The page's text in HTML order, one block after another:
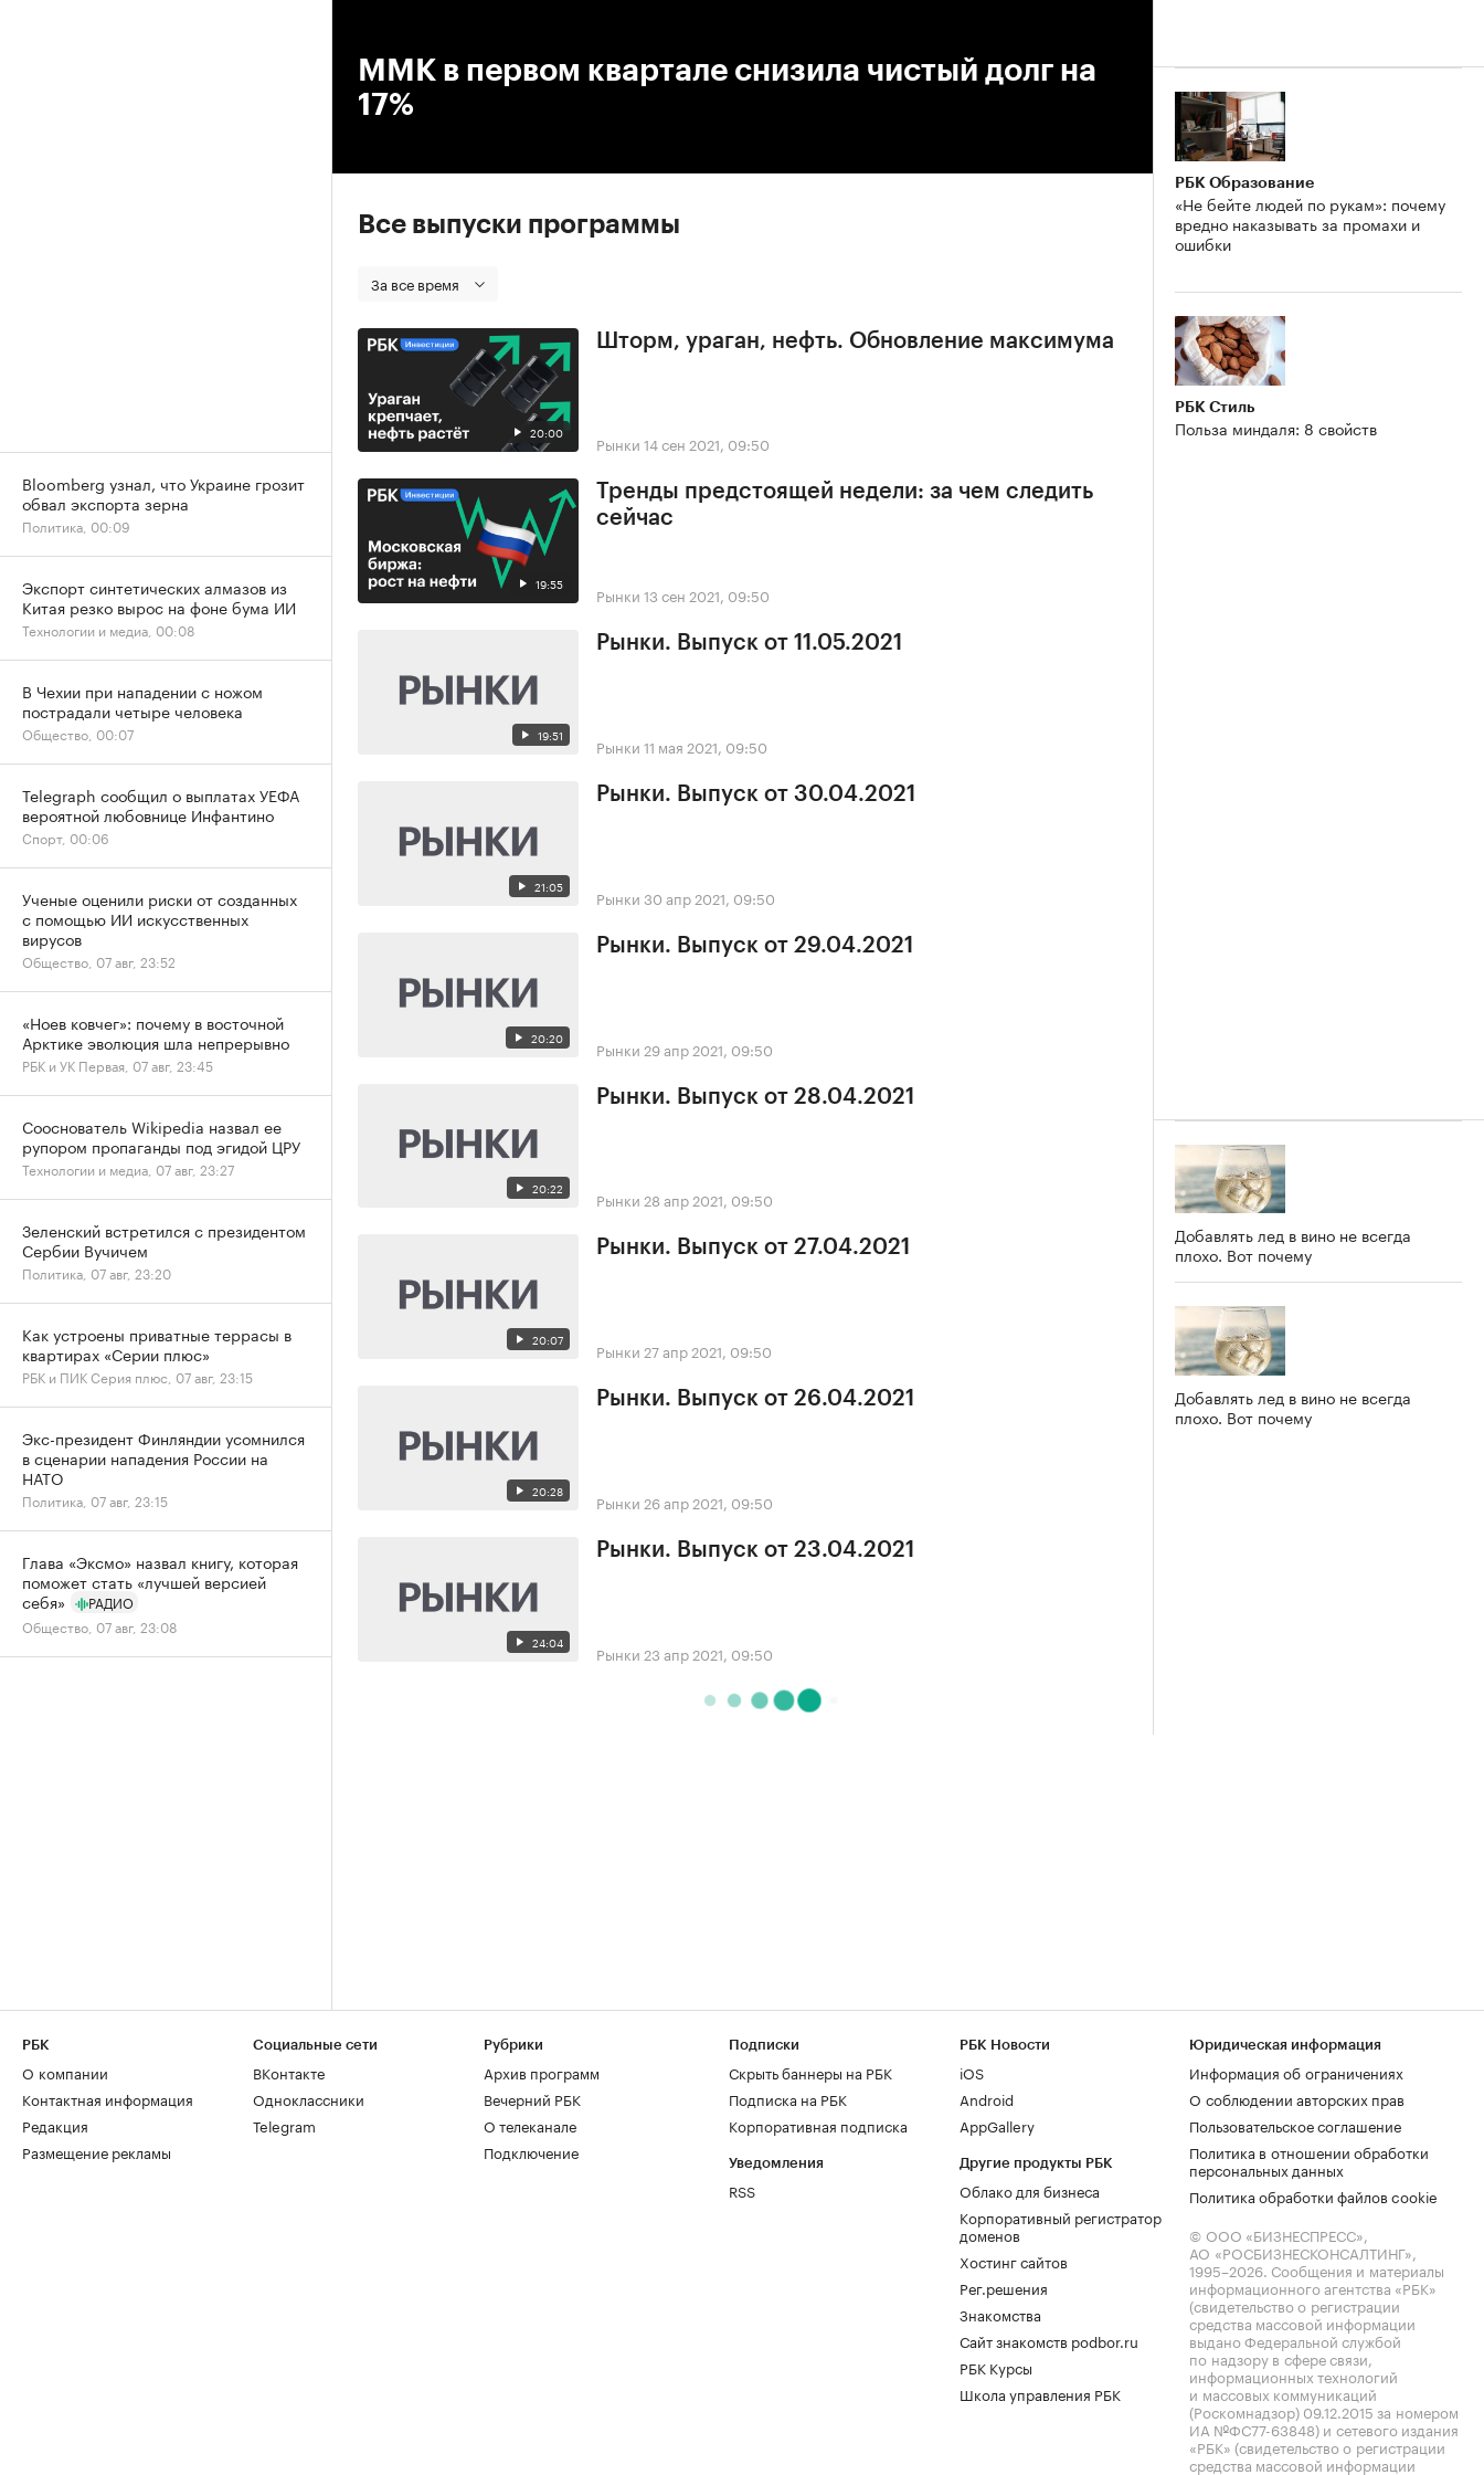
ММК в первом квартале снизила чистый долг на
17%
Все выпуски программы
За все время
20:00
Шторм, ураган, нефть. Обновление максимума
Рынки 14 сен 2021, 09:50
19:55
Тренды предстоящей недели: за чем следить
сейчас
Рынки 13 сен 2021, 09:50
19:51
Рынки. Выпуск от 11.05.2021
Рынки 11 мая 2021, 09:50
21:05
Рынки. Выпуск от 30.04.2021
Рынки 30 апр 2021, 09:50
20:20
Рынки. Выпуск от 29.04.2021
Рынки 29 апр 2021, 09:50
20:22
Рынки. Выпуск от 28.04.2021
Рынки 28 апр 2021, 09:50
20:07
Рынки. Выпуск от 27.04.2021
Рынки 27 апр 2021, 09:50
20:28
Рынки. Выпуск от 26.04.2021
Рынки 26 апр 2021, 09:50
24:04
Рынки. Выпуск от 23.04.2021
Рынки 23 апр 2021, 09:50
РБК Образование
«Не бейте людей по рукам»: почему
вредно наказывать за промахи и
ошибки
РБК Стиль
Польза миндаля: 8 свойств
Добавлять лед в вино не всегда
плохо. Вот почему
Добавлять лед в вино не всегда
плохо. Вот почему
Bloomberg узнал, что Украине грозит
обвал экспорта зерна
Политика, 00:09
Экспорт синтетических алмазов из
Китая резко вырос на фоне бума ИИ
Технологии и медиа, 00:08
В Чехии при нападении с ножом
пострадали четыре человека
Общество, 00:07
Telegraph сообщил о выплатах УЕФА
вероятной любовнице Инфантино
Спорт, 00:06
Ученые оценили риски от созданных
с помощью ИИ искусственных
вирусов
Общество, 07 авг, 23:52
«Ноев ковчег»: почему в восточной
Арктике эволюция шла непрерывно
РБК и УК Первая, 07 авг, 23:45
Сооснователь Wikipedia назвал ее
рупором пропаганды под эгидой ЦРУ
Технологии и медиа, 07 авг, 23:27
Зеленский встретился с президентом
Сербии Вучичем
Политика, 07 авг, 23:20
Как устроены приватные террасы в
квартирах «Серии плюс»
РБК и ПИК Серия плюс, 07 авг, 23:15
Экс-президент Финляндии усомнился
в сценарии нападения России на
НАТО
Политика, 07 авг, 23:15
Глава «Эксмо» назвал книгу, которая
поможет стать «лучшей версией
себя»
РАДИО
Общество, 07 авг, 23:08
РБК
О компании
Контактная информация
Редакция
Размещение рекламы
Социальные сети
ВКонтакте
Одноклассники
Telegram
Рубрики
Архив программ
Вечерний РБК
О телеканале
Подключение
Подписки
Скрыть баннеры на РБК
Подписка на РБК
Корпоративная подписка
Уведомления
RSS
РБК Новости
iOS
Android
AppGallery
Другие продукты РБК
Облако для бизнеса
Корпоративный регистратор
доменов
Хостинг сайтов
Рег.решения
Знакомства
Сайт знакомств podbor.ru
РБК Курсы
Школа управления РБК
Юридическая информация
Информация об ограничениях
О соблюдении авторских прав
Пользовательское соглашение
Политика в отношении обработки
персональных данных
Политика обработки файлов cookie
© ООО «БИЗНЕСПРЕСС»,
АО «РОСБИЗНЕСКОНСАЛТИНГ»,
1995–2026. Сообщения и материалы
информационного агентства «РБК»
(свидетельство о регистрации
средства массовой информации
выдано Федеральной службой
по надзору в сфере связи,
информационных технологий
и массовых коммуникаций
(Роскомнадзор) 09.12.2015 за номером
ИА №ФС77-63848) и сетевого издания
«РБК» (свидетельство о регистрации
средства массовой информации